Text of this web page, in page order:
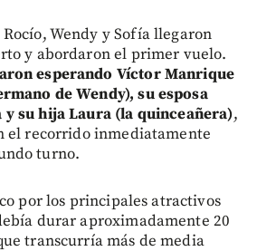
Wendy y Sofía llegaron
y abordaron el primer vuelo.
esperando Víctor Manrique
de Wendy), su esposa
y su hija Laura (la quinceañera),
el recorrido inmediatamente
turno.
por los principales atractivos
durar aproximadamente 20
transcurría más de media